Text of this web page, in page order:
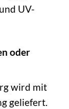
UV-
oder
wird mit
geliefert.